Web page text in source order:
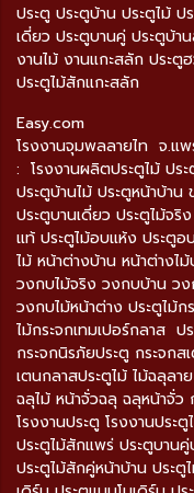
ประตู ประตูบ้าน ประตูไม้ ป
เดี่ยว ประตูบานคู่ ประตูบ้า
งานไม้ งานแกะสลัก ประตู
ประตูไม้สักแกะสลัก
Easy.com
โรงงานจุมพลลายไท จ.แพ
: โรงงานผลิตประตูไม้ ประ
ประตูบ้านไม้ ประตูหน้าบ้าน
ประตูบานเดี่ยว ประตูไม้จริ
แท้ ประตูไม้อบแห้ง ประตูอ
ไม้ หน้าต่างบ้าน หน้าต่างไ
วงกบไม้จริง วงกบบ้าน ว
วงกบไม้หน้าต่าง ประตูไม้ก
ไม้กระจกเทมเปอร์กลาส ป
กระจกนิรภัยประตู กระจก
เตนกลาสประตูไม้ ไม้ฉลุล
ฉลุไม้ หน้าจั่วฉลุ ฉลุหน้าจั่
โรงงานประตู โรงงานประ
ประตูไม้สักแพร่ ประตูบานคู่
ประตูไม้สักคู่หน้าบ้าน ประตู